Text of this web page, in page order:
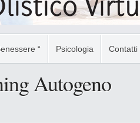
“ Psicologia Contatti
Autogeno